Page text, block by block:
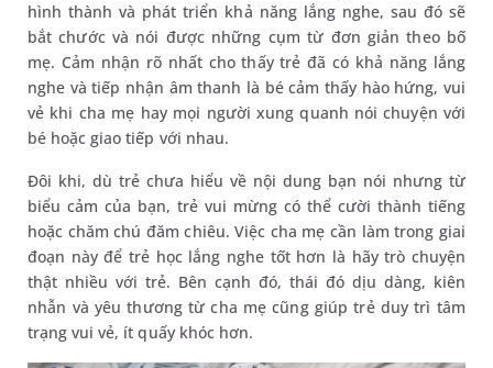
hình thành và phát triển khả năng lắng nghe, sau đó sẽ
bắt chước và nói được những cụm từ đơn giản theo bố
mẹ. Cảm nhận rõ nhất cho thấy trẻ đã có khả năng lắng
nghe và tiếp nhận âm thanh là bé cảm thấy hào hứng, vui
vẻ khi cha mẹ hay mọi người xung quanh nói chuyện với
bé hoặc giao tiếp với nhau.
Đôi khi, dù trẻ chưa hiểu về nội dung bạn nói nhưng từ
biểu cảm của bạn, trẻ vui mừng có thể cười thành tiếng
hoặc chăm chú đăm chiêu. Việc cha mẹ cần làm trong giai
đoạn này để trẻ học lắng nghe tốt hơn là hãy trò chuyện
thật nhiều với trẻ. Bên cạnh đó, thái đó dịu dàng, kiên
nhẫn và yêu thương từ cha mẹ cũng giúp trẻ duy trì tâm
trạng vui vẻ, ít quấy khóc hơn.